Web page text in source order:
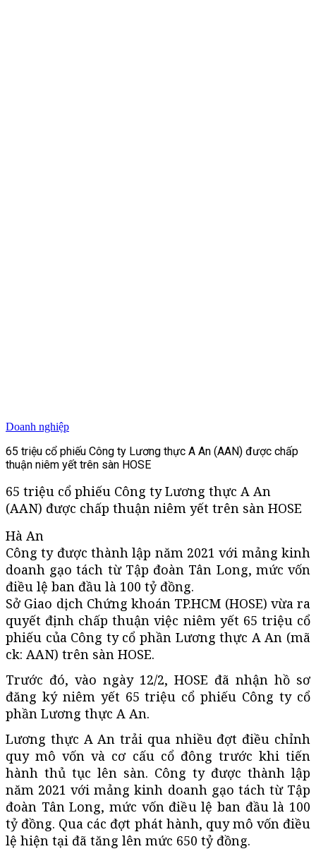
Doanh nghiệp
65 triệu cổ phiếu Công ty Lương thực A An (AAN) được chấp
thuận niêm yết trên sàn HOSE
65 triệu cổ phiếu Công ty Lương thực A An
(AAN) được chấp thuận niêm yết trên sàn HOSE
Hà An
Công ty được thành lập năm 2021 với mảng kinh
doanh gạo tách từ Tập đoàn Tân Long, mức vốn
điều lệ ban đầu là 100 tỷ đồng.
Sở Giao dịch Chứng khoán TP.HCM (HOSE) vừa ra
quyết định chấp thuận việc niêm yết 65 triệu cổ
phiếu của Công ty cổ phần Lương thực A An (mã
ck: AAN) trên sàn HOSE.
Trước đó, vào ngày 12/2, HOSE đã nhận hồ sơ
đăng ký niêm yết 65 triệu cổ phiếu Công ty cổ
phần Lương thực A An.
Lương thực A An trải qua nhiều đợt điều chỉnh
quy mô vốn và cơ cấu cổ đông trước khi tiến
hành thủ tục lên sàn. Công ty được thành lập
năm 2021 với mảng kinh doanh gạo tách từ Tập
đoàn Tân Long, mức vốn điều lệ ban đầu là 100
tỷ đồng. Qua các đợt phát hành, quy mô vốn điều
lệ hiện tại đã tăng lên mức 650 tỷ đồng.